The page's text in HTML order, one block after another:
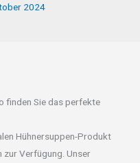
2024
finden Sie das perfekte
Hühnersuppen-Produkt
zur Verfügung. Unser